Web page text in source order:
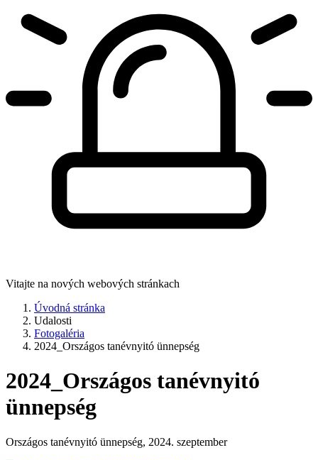
Vitajte na nových webových stránkach
Úvodná stránka
Udalosti
Fotogaléria
2024_Országos tanévnyitó ünnepség
2024_Országos tanévnyitó
ünnepség
Országos tanévnyitó ünnepség, 2024. szeptember